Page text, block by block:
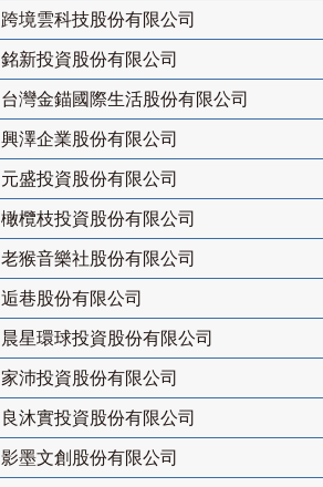
跨境雲科技股份有限公司
銘新投資股份有限公司
台灣金錨國際生活股份有限公司
興澤企業股份有限公司
元盛投資股份有限公司
橄欖枝投資股份有限公司
老猴音樂社股份有限公司
逅巷股份有限公司
晨星環球投資股份有限公司
家沛投資股份有限公司
良沐實投資股份有限公司
影墨文創股份有限公司